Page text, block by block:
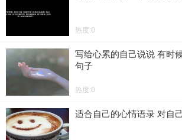
热度:0
写给心累的自己说说 有时
句子
热度:0
适合自己的心情语录 对自